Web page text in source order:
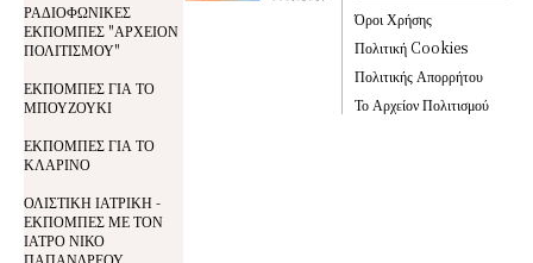
ΡΑΔΙΟΦΩΝΙΚΕΣ
ΕΚΠΟΜΠΕΣ "ΑΡΧΕΙΟΝ
ΠΟΛΙΤΙΣΜΟΥ"
ΕΚΠΟΜΠΕΣ ΓΙΑ ΤΟ
ΜΠΟΥΖΟΥΚΙ
ΕΚΠΟΜΠΕΣ ΓΙΑ ΤΟ
ΚΛΑΡΙΝΟ
ΟΛΙΣΤΙΚΗ ΙΑΤΡΙΚΗ -
ΕΚΠΟΜΠΕΣ ΜΕ ΤΟΝ
ΙΑΤΡΟ ΝΙΚΟ
Όροι Χρήσης
Πολιτική Cookies
Πολιτικής Απορρήτου
Το Αρχείον Πολιτισμού